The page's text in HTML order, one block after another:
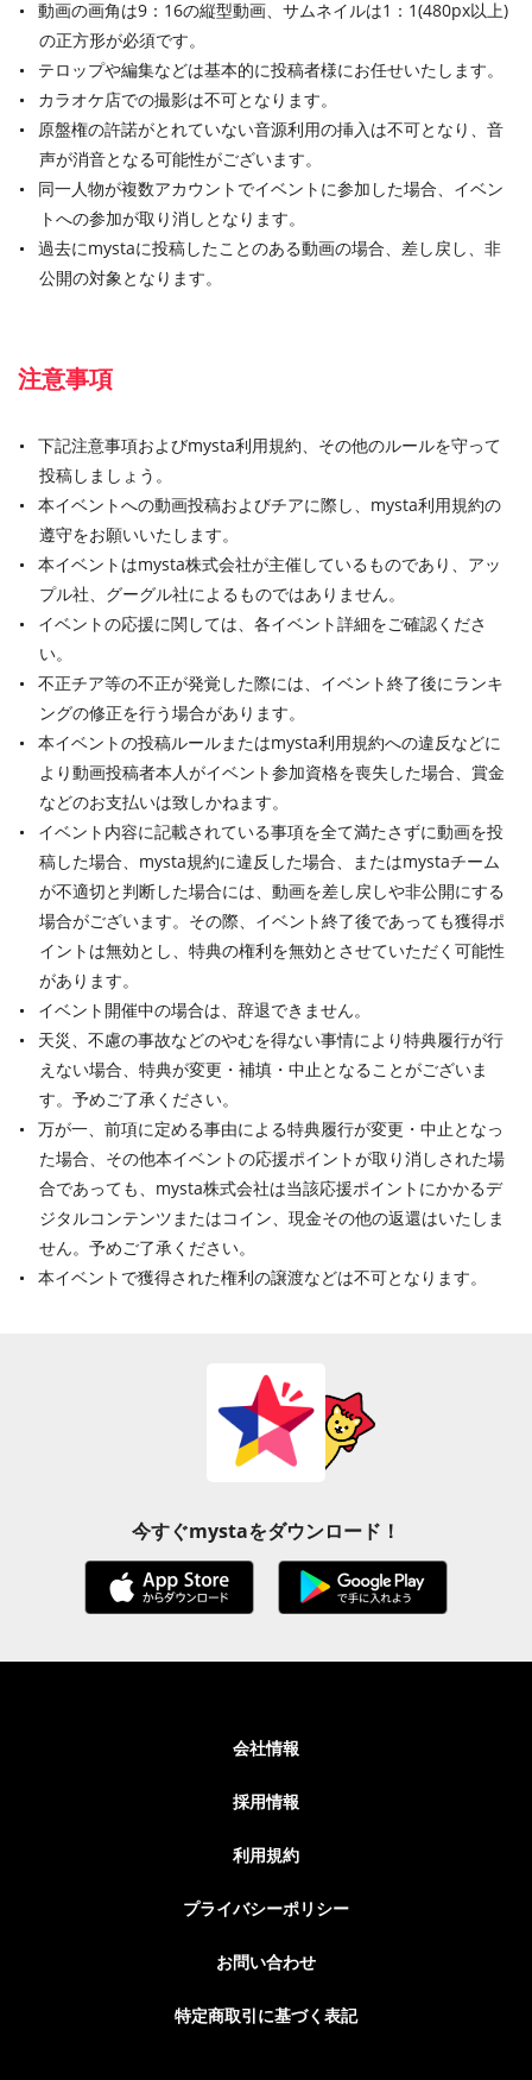
動画の画角は9：16の縦型動画、サムネイルは1：1(480px以上)
の正方形が必須です。
テロップや編集などは基本的に投稿者様にお任せいたします。
カラオケ店での撮影は不可となります。
原盤権の許諾がとれていない音源利用の挿入は不可となり、音
声が消音となる可能性がございます。
同一人物が複数アカウントでイベントに参加した場合、イベン
トへの参加が取り消しとなります。
過去にmystaに投稿したことのある動画の場合、差し戻し、非
公開の対象となります。
注意事項
下記注意事項およびmysta利用規約、その他のルールを守って
投稿しましょう。
本イベントへの動画投稿およびチアに際し、mysta利用規約の
遵守をお願いいたします。
本イベントはmysta株式会社が主催しているものであり、アッ
プル社、グーグル社によるものではありません。
イベントの応援に関しては、各イベント詳細をご確認くださ
い。
不正チア等の不正が発覚した際には、イベント終了後にランキ
ングの修正を行う場合があります。
本イベントの投稿ルールまたはmysta利用規約への違反などに
より動画投稿者本人がイベント参加資格を喪失した場合、賞金
などのお支払いは致しかねます。
イベント内容に記載されている事項を全て満たさずに動画を投
稿した場合、mysta規約に違反した場合、またはmystaチーム
が不適切と判断した場合には、動画を差し戻しや非公開にする
場合がございます。その際、イベント終了後であっても獲得ポ
イントは無効とし、特典の権利を無効とさせていただく可能性
があります。
イベント開催中の場合は、辞退できません。
天災、不慮の事故などのやむを得ない事情により特典履行が行
えない場合、特典が変更・補填・中止となることがございま
す。予めご了承ください。
万が一、前項に定める事由による特典履行が変更・中止となっ
た場合、その他本イベントの応援ポイントが取り消しされた場
合であっても、mysta株式会社は当該応援ポイントにかかるデ
ジタルコンテンツまたはコイン、現金その他の返還はいたしま
せん。予めご了承ください。
本イベントで獲得された権利の譲渡などは不可となります。
今すぐmystaをダウンロード！
会社情報
採用情報
利用規約
プライバシーポリシー
お問い合わせ
特定商取引に基づく表記